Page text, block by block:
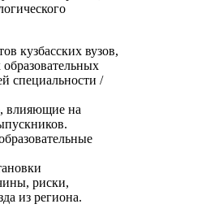
кузбасских вузов,
специальности /
влияющие на
риски,
из региона.